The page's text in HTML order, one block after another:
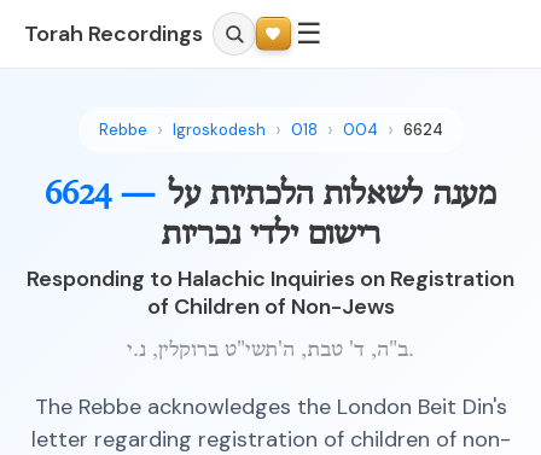
Torah Recordings ☰
Rebbe Igroskodesh 018 004 6624
6624 — מענה לשאלות הלכתיות על
רישום ילדי נכריות
Responding to Halachic Inquiries on Registration
of Children of Non-Jews
ב"ה, ד' טבת, ה'תשי"ט ברוקלין, נ.י.
The Rebbe acknowledges the London Beit Din's
letter regarding registration of children of non-